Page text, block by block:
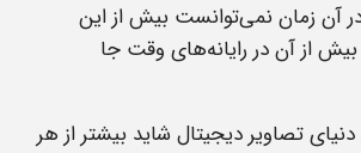
در آن زمان نمی‌توانست بیش از این
بیش از آن در رایانه‌های وقت جا
دنیای تصاویر دیجیتال شاید بیشتر از هر